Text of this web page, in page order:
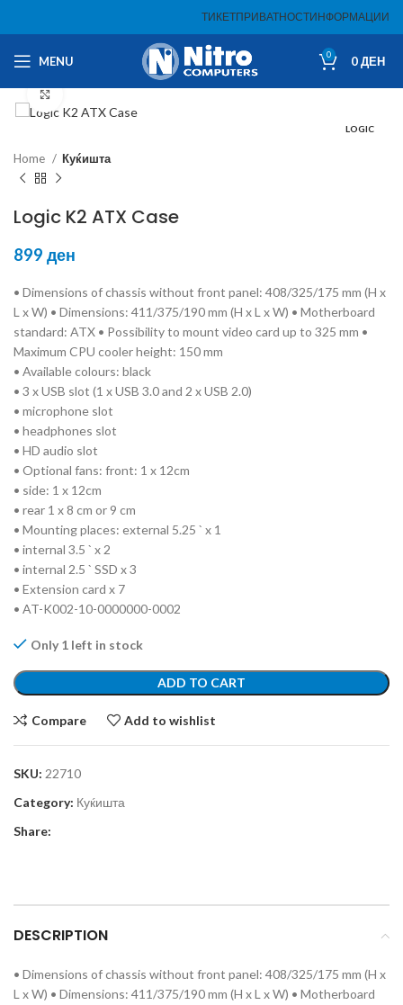
ТИКЕТПРИВАТНОСТИНФОРМАЦИИ
MENU 0 0ДЕН
LOGIC
Home Куќишта
Logic K2 ATX Case
899 ден
• Dimensions of chassis without front panel: 408/325/175 mm (H x
L x W) • Dimensions: 411/375/190 mm (H x L x W) • Motherboard
standard: ATX • Possibility to mount video card up to 325 mm •
Maximum CPU cooler height: 150 mm
• Available colours: black
• 3 x USB slot (1 x USB 3.0 and 2 x USB 2.0)
• microphone slot
• headphones slot
• HD audio slot
• Optional fans: front: 1 x 12cm
• side: 1 x 12cm
• rear 1 x 8 cm or 9 cm
• Mounting places: external 5.25 ` x 1
• internal 3.5 ` x 2
• internal 2.5 ` SSD x 3
• Extension card x 7
• AT-K002-10-0000000-0002
Only 1 left in stock
ADD TO CART
Compare Add to wishlist
SKU: 22710
Category: Куќишта
Share:
DESCRIPTION
• Dimensions of chassis without front panel: 408/325/175 mm (H x
L x W) • Dimensions: 411/375/190 mm (H x L x W) • Motherboard